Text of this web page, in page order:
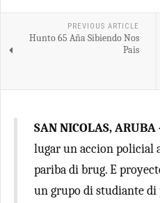
PREVIOUS ARTICLE
Hunto 65 Aña Sibiendo Nos
Pais
SAN NICOLAS, ARUBA
lugar un accion policial
pariba di brug. E
un grupo di studiante